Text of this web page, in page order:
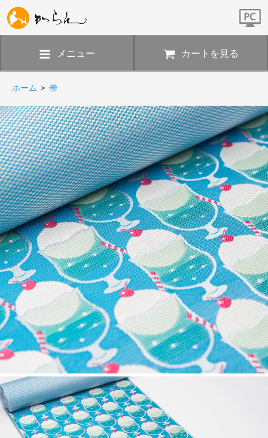
メニュー カートを見る
ホーム > 帯